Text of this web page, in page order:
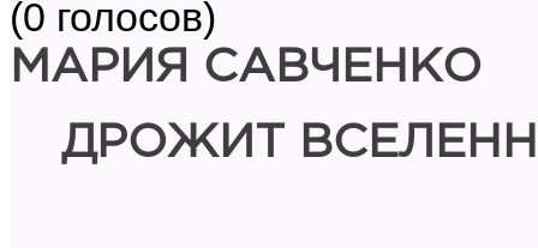
(0 голосов)
МАРИЯ САВЧЕНКО
ДРОЖИТ